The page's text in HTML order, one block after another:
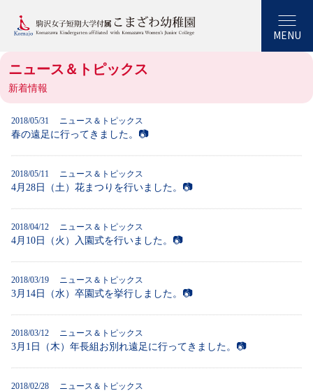
MENU
ニュース＆トピックス
新着情報
2018/05/31 ニュース＆トピックス
春の遠足に行ってきました。📷
2018/05/11 ニュース＆トピックス
4月28日（土）花まつりを行いました。📷
2018/04/12 ニュース＆トピックス
4月10日（火）入園式を行いました。📷
2018/03/19 ニュース＆トピックス
3月14日（水）卒園式を挙行しました。📷
2018/03/12 ニュース＆トピックス
3月1日（木）年長組お別れ遠足に行ってきました。📷
2018/02/28 ニュース＆トピックス